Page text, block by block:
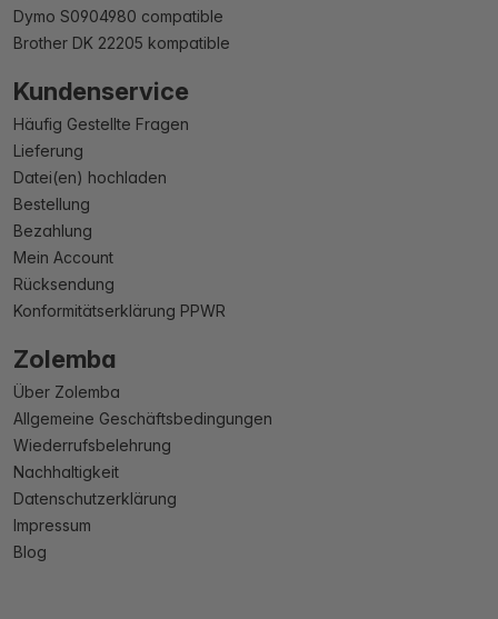
Dymo S0904980 compatible
Brother DK 22205 kompatible
Kundenservice
Häufig Gestellte Fragen
Lieferung
Datei(en) hochladen
Bestellung
Bezahlung
Mein Account
Rücksendung
Konformitätserklärung PPWR
Zolemba
Über Zolemba
Allgemeine Geschäftsbedingungen
Wiederrufsbelehrung
Nachhaltigkeit
Datenschutzerklärung
Impressum
Blog